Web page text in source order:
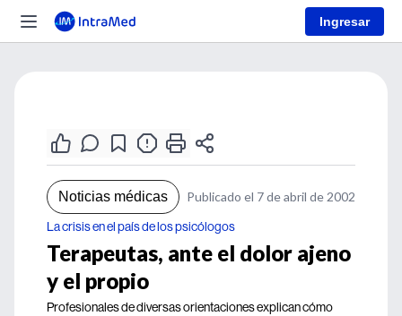
Ingresar
Noticias médicas Publicado el 7 de abril de 2002
La crisis en el país de los psicólogos
Terapeutas, ante el dolor ajeno
y el propio
Profesionales de diversas orientaciones explican cómo